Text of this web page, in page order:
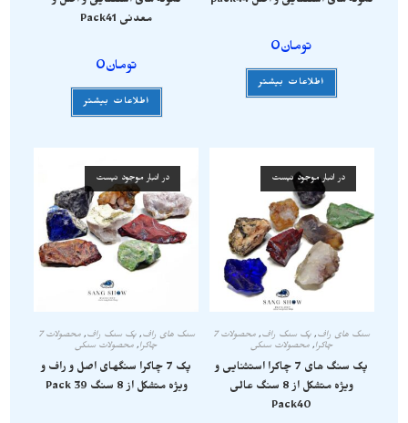
تومان0
اطلاعات بیشتر
معدنی Pack41
تومان0
اطلاعات بیشتر
در انبار موجود نیست
سنگ های راف, پک سنگ راف,
محصولات 7
چاکرا,محصولات سنگی
پک سنگ های 7 چاکرا استثنایی و
ویژه متشکل از 8 سنگ عالی
Pack40
در انبار موجود نیست
سنگ های راف,پک سنگ راف,
محصولات 7
چاکرا, محصولات سنگی
پک 7 چاکرا سنگهای اصل و راف و
ویژه متشکل از 8 سنگ Pack 39